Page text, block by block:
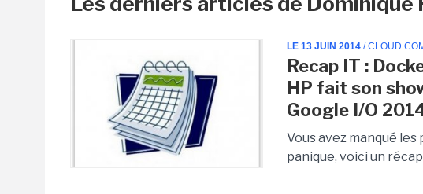
LE 13 JUIN 2014 / CLOUD
Recap IT :
HP fait son
Google I/O
Vous avez manqué
panique, voici un